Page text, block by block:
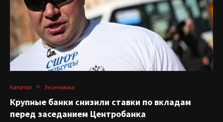
Капитал Экономика
Крупные банки снизили ставки по вкладам
перед заседанием Центробанка